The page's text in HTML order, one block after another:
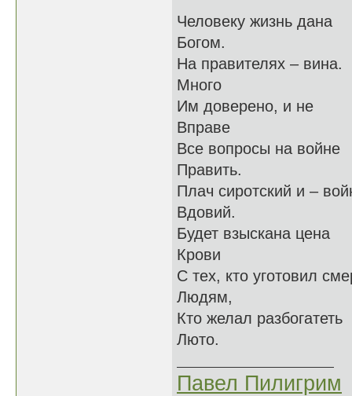
Человеку жизнь дана
Богом.
На правителях – вина.
Много
Им доверено, и не
Вправе
Все вопросы на войне
Править.
Плач сиротский и –
Вдовий.
Будет взыскана цена
Крови
С тех, кто уготовил
Людям,
Кто желал разбогатеть
Люто.
Павел Пилигрим